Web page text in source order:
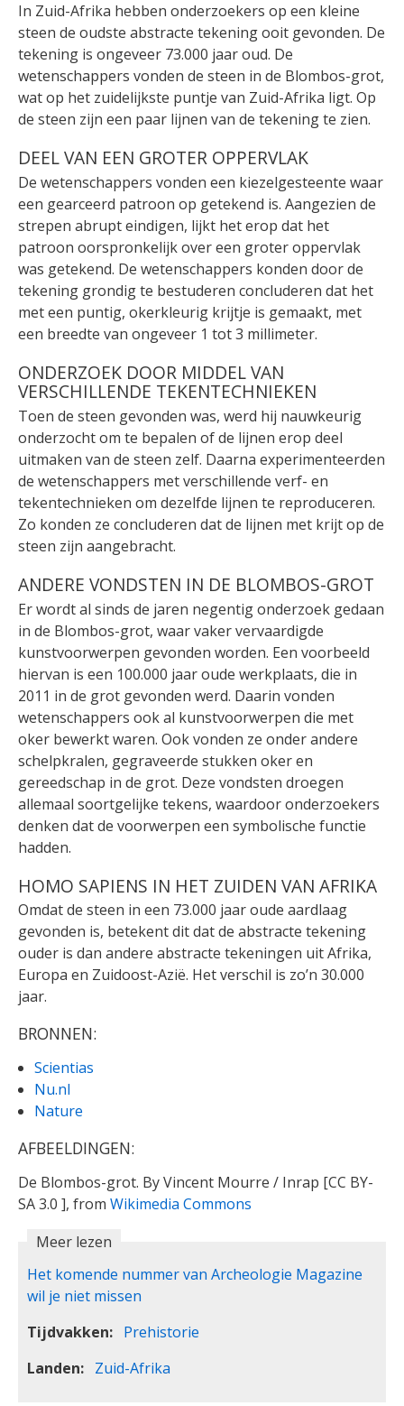
In Zuid-Afrika hebben onderzoekers op een kleine
steen de oudste abstracte tekening ooit gevonden. De
tekening is ongeveer 73.000 jaar oud. De
wetenschappers vonden de steen in de Blombos-grot,
wat op het zuidelijkste puntje van Zuid-Afrika ligt. Op
de steen zijn een paar lijnen van de tekening te zien.
DEEL VAN EEN GROTER OPPERVLAK
De wetenschappers vonden een kiezelgesteente waar
een gearceerd patroon op getekend is. Aangezien de
strepen abrupt eindigen, lijkt het erop dat het
patroon oorspronkelijk over een groter oppervlak
was getekend. De wetenschappers konden door de
tekening grondig te bestuderen concluderen dat het
met een puntig, okerkleurig krijtje is gemaakt, met
een breedte van ongeveer 1 tot 3 millimeter.
ONDERZOEK DOOR MIDDEL VAN
VERSCHILLENDE TEKENTECHNIEKEN
Toen de steen gevonden was, werd hij nauwkeurig
onderzocht om te bepalen of de lijnen erop deel
uitmaken van de steen zelf. Daarna experimenteerden
de wetenschappers met verschillende verf- en
tekentechnieken om dezelfde lijnen te reproduceren.
Zo konden ze concluderen dat de lijnen met krijt op de
steen zijn aangebracht.
ANDERE VONDSTEN IN DE BLOMBOS-GROT
Er wordt al sinds de jaren negentig onderzoek gedaan
in de Blombos-grot, waar vaker vervaardigde
kunstvoorwerpen gevonden worden. Een voorbeeld
hiervan is een 100.000 jaar oude werkplaats, die in
2011 in de grot gevonden werd. Daarin vonden
wetenschappers ook al kunstvoorwerpen die met
oker bewerkt waren. Ook vonden ze onder andere
schelpkralen, gegraveerde stukken oker en
gereedschap in de grot. Deze vondsten droegen
allemaal soortgelijke tekens, waardoor onderzoekers
denken dat de voorwerpen een symbolische functie
hadden.
HOMO SAPIENS IN HET ZUIDEN VAN AFRIKA
Omdat de steen in een 73.000 jaar oude aardlaag
gevonden is, betekent dit dat de abstracte tekening
ouder is dan andere abstracte tekeningen uit Afrika,
Europa en Zuidoost-Azië. Het verschil is zo’n 30.000
jaar.
BRONNEN:
Scientias
Nu.nl
Nature
AFBEELDINGEN:
De Blombos-grot. By Vincent Mourre / Inrap [CC BY-
SA 3.0 ], from Wikimedia Commons
Meer lezen
Het komende nummer van Archeologie Magazine
wil je niet missen
Tijdvakken
Prehistorie
Landen
Zuid-Afrika